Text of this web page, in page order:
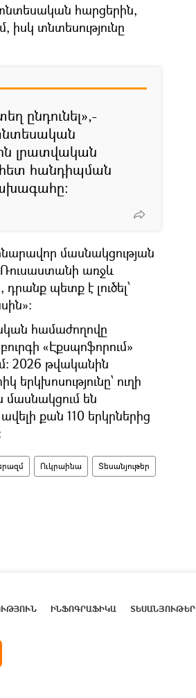
հարցերին,
իսկ տնտեսությունը
ընդունել»,-
լրատվական
հետ հանդիպման
մասնակցության
առջև
պետք է լուծել՝
համաժողովը
«Էքսպոֆորում»
2026 թվականին
ուղի
են
քան 110 երկրներից
Ուկրաինա Տեսանյութեր
ԻՆՖՈԳՐԱՖԻԿԱ ՏԵՍԱՆՅՈՒԹԵՐ